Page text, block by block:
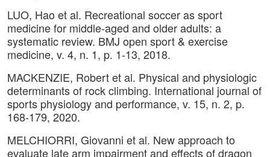
LUO, Hao et al. Recreational soccer as sport
medicine for middle-aged and older adults: a
systematic review. BMJ open sport & exercise
medicine, v. 4, n. 1, p. 1-13, 2018.
MACKENZIE, Robert et al. Physical and physiologic
determinants of rock climbing. International journal of
sports physiology and performance, v. 15, n. 2, p.
168-179, 2020.
MELCHIORRI, Giovanni et al. New approach to
evaluate late arm impairment and effects of dragon